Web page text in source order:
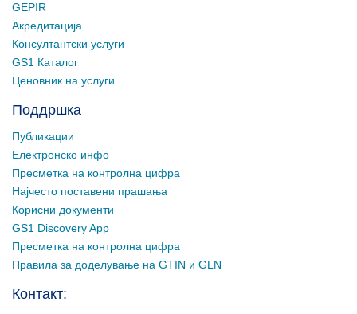
GEPIR
Акредитација
Консултантски услуги
GS1 Каталог
Ценовник на услуги
Поддршка
Публикации
Електронско инфо
Пресметка на контролна цифра
Најчесто поставени прашања
Корисни документи
GS1 Discovery App
Пресметка на контролна цифра
Правила за доделување на GTIN и GLN
Контакт: